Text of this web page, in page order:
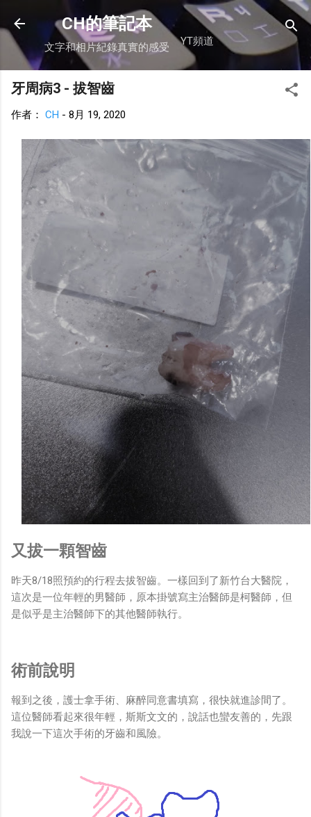
跳到主要內容
CH的筆記本
文字和相片紀錄真實的感受 YT頻道
牙周病3 - 拔智齒
作者： CH - 8月 19, 2020
又拔一顆智齒
昨天8/18照預約的行程去拔智齒。一樣回到了新竹台大醫院，
這次是一位年輕的男醫師，原本掛號寫主治醫師是柯醫師，但
是似乎是主治醫師下的其他醫師執行。
術前說明
報到之後，護士拿手術、麻醉同意書填寫，很快就進診間了。
這位醫師看起來很年輕，斯斯文文的，說話也蠻友善的，先跟
我說一下這次手術的牙齒和風險。